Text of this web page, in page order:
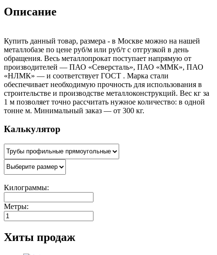
Описание
Купить данный товар, размера - в Москве можно на нашей
металлобазе по цене руб/м или руб/т с отгрузкой в день
обращения. Весь металлопрокат поступает напрямую от
производителей — ПАО «Северсталь», ПАО «ММК», ПАО
«НЛМК» — и соответствует ГОСТ . Марка стали
обеспечивает необходимую прочность для использования в
строительстве и производстве металлоконструкций. Вес кг за
1 м позволяет точно рассчитать нужное количество: в одной
тонне м. Минимальный заказ — от 300 кг.
Калькулятор
Килограммы:
Метры:
Хиты продаж